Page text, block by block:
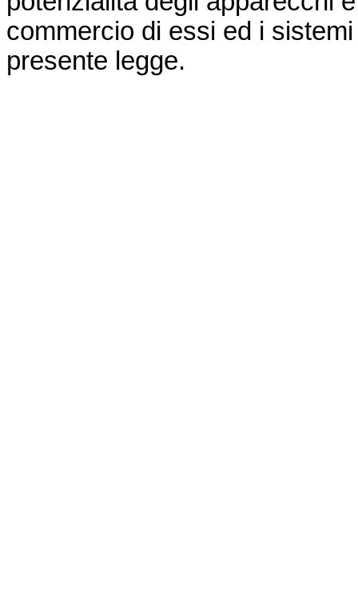
commercio di essi ed i
presente legge.